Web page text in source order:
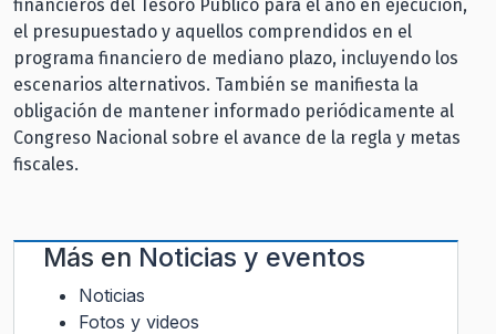
financieros del Tesoro Público para el año en ejecución,
el presupuestado y aquellos comprendidos en el
programa financiero de mediano plazo, incluyendo los
escenarios alternativos. También se manifiesta la
obligación de mantener informado periódicamente al
Congreso Nacional sobre el avance de la regla y metas
fiscales.
Más en Noticias y eventos
Noticias
Fotos y videos